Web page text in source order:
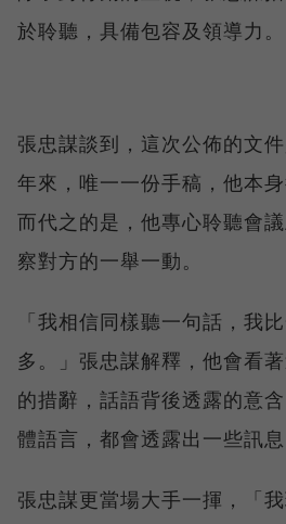
於聆聽，具備包容及領導力。
張忠謀談到，這次公佈的文
年來，唯一一份手稿，他本
而代之的是，他專心聆聽會
察對方的一舉一動。
「我相信同樣聽一句話，我
多。」張忠謀解釋，他會看
的措辭，話語背後透露的意
體語言，都會透露出一些訊息
張忠謀更當場大手一揮，「